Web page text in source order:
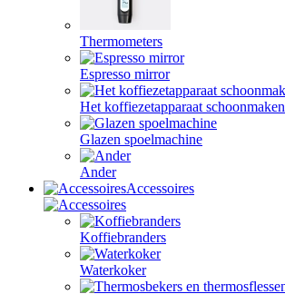
Thermometers
Espresso mirror
Het koffiezetapparaat schoonmaken
Glazen spoelmachine
Ander
Accessoires
Koffiebranders
Waterkoker